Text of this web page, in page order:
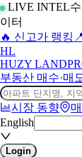
LIVE INTEL
이터
🔥 신고가 랭킹
HL
HUZY LAND
부동산 매수·매
시장 동향
English
Login